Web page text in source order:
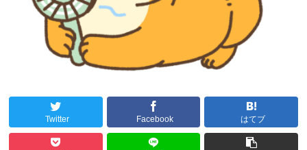
Twitter Facebook はてブ